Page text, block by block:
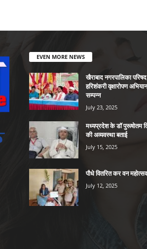
EVEN MORE NEWS
खैराबाद नगरपालिका परिषद
हरिशंकरी वृक्षारोपण
सम्पन्न
July 23, 2025
मध्यप्रदेश के डॉ पुरूषोतम
की अव्यवस्था बताई
July 15, 2025
पौधे वितरित कर वन
July 12, 2025